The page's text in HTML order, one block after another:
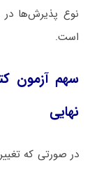
نوع پذیرش‌ها در
است.
سهم آزمون
نهایی
در صورتی که